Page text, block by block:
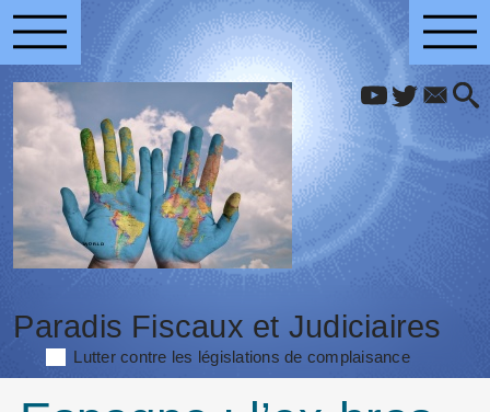
Paradis Fiscaux et Judiciaires
Lutter contre les législations de complaisance